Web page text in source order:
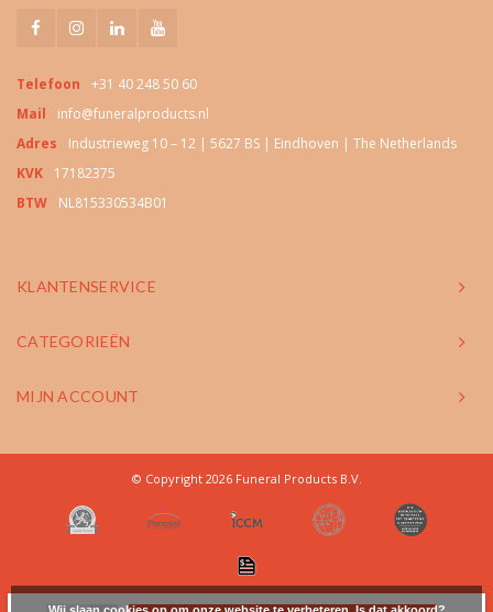
Telefoon
+31 40 248 50 60
Mail
info@funeralproducts.nl
Adres
Industrieweg 10 – 12 | 5627 BS | Eindhoven | The Netherlands
KVK
17182375
BTW
NL815330534B01
KLANTENSERVICE
CATEGORIEËN
MIJN ACCOUNT
© Copyright 2026 Funeral Products B.V.